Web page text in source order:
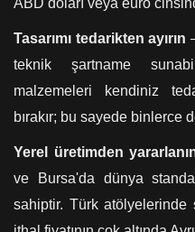
ABD doları veya euro
Tasarımı tedarikten ayırın
teknik şartname
malzemeleri kendiniz
bırakır; bu sayede binlerce
Yerel üretimden
ve Bursa'da dünya
sahiptir. Türk atölyelerinde